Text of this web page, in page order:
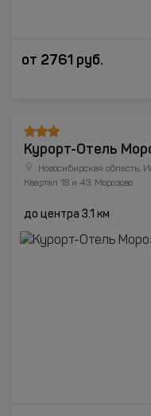
от 2761 руб.
Курорт-Отель
Новосибирская область,
Квартал 18 и 43, Морозово
до центра 3.1 км